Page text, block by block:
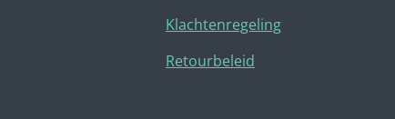
Klachtenregeling
Retourbeleid